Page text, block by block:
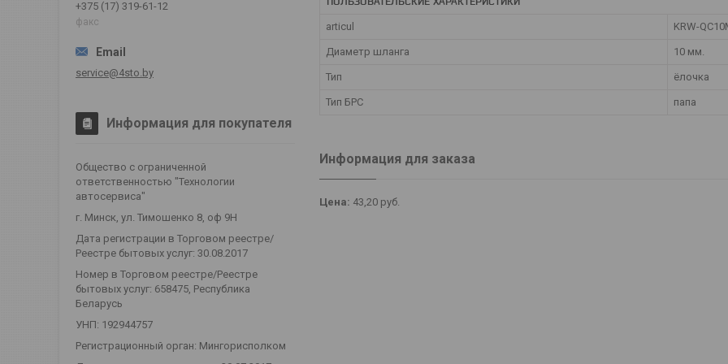
articul KRW-
Диаметр шланга 10 мм.
Тип ёлочка
Тип БРС папа
Информация для заказа
Цена: 43,20 руб.
+375 (17) 319-61-12
факс
service@4sto.by
Информация для покупателя
Общество с ограниченной
ответственностью "Технологии
автосервиса"
г. Минск, ул. Тимошенко 8, оф 9Н
Дата регистрации в Торговом реестре/
Реестре бытовых услуг: 30.08.2017
Номер в Торговом реестре/Реестре
бытовых услуг: 658475, Республика
Беларусь
УНП: 192944757
Регистрационный орган: Мингорисполком